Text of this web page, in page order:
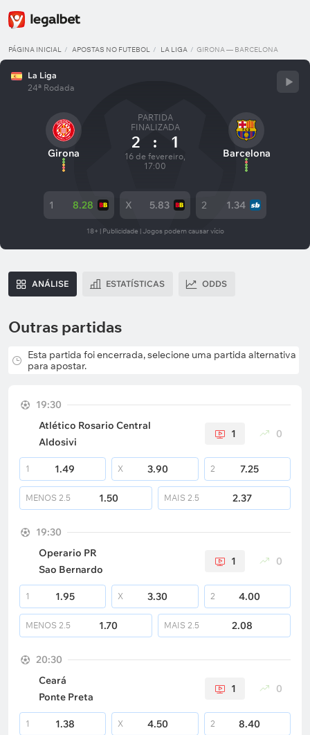
PÁGINA INICIAL APOSTAS NO FUTEBOL LA LIGA GIRONA — BARCELONA
La Liga
24ª Rodada
Girona
PARTIDA
FINALIZADA
2 : 1
16 de fevereiro,
17:00
Barcelona
1 8.28 X 5.83 2 1.34
18+ | Publicidade | Jogos podem causar vício
ANÁLISE ESTATÍSTICAS ODDS
Outras partidas
Esta partida foi encerrada, selecione uma partida alternativa
para apostar.
19:30
Atlético Rosario Central
Aldosivi
1 0
1 1.49 X 3.90 2 7.25
MENOS 2.5 1.50 MAIS 2.5 2.37
19:30
Operario PR
Sao Bernardo
1 0
1 1.95 X 3.30 2 4.00
MENOS 2.5 1.70 MAIS 2.5 2.08
20:30
Ceará
Ponte Preta
1 0
1 1.38 X 4.50 2 8.40